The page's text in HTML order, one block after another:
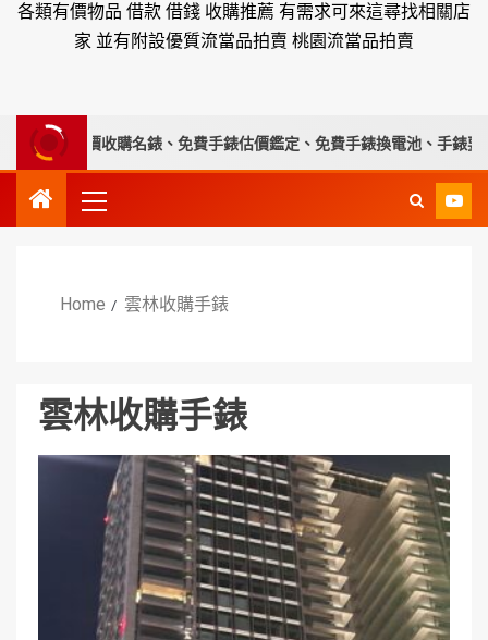
各類有價物品 借款 借錢 收購推薦 有需求可來這尋找相關店
家 並有附設優質流當品拍賣 桃園流當品拍賣
｜高價收購名錶、免費手錶估價鑑定、免費手錶換電池、手錶要賣請
Home 雲林收購手錶
雲林收購手錶